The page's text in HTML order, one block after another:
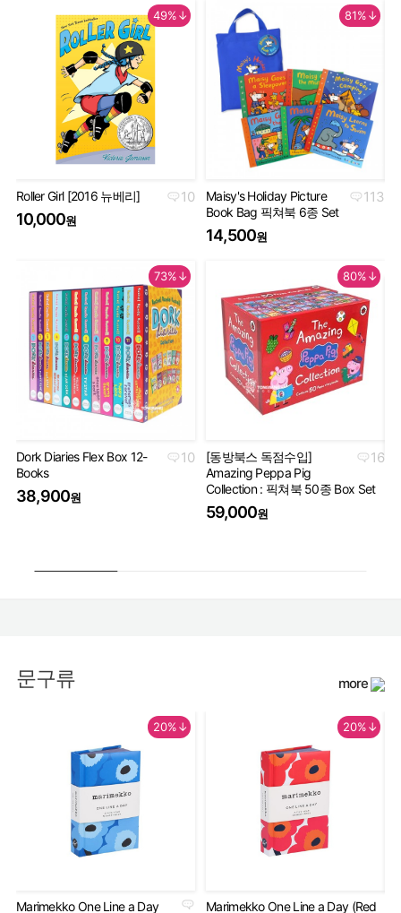
49%↓
10
Roller Girl [2016 뉴베리]
10,000원
81%↓
113
Maisy's Holiday Picture
Book Bag 픽쳐북 6종 Set
14,500원
73%↓
10
Dork Diaries Flex Box 12-
Books
38,900원
80%↓
16
[동방북스 독점수입]
Amazing Peppa Pig
Collection : 픽쳐북 50종 Box Set
59,000원
문구류 more
20%↓
Marimekko One Line a Day
20%↓
Marimekko One Line a Day (Red